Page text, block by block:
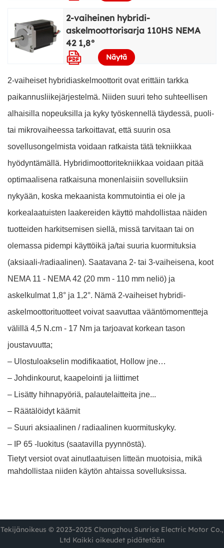
2-vaiheinen hybridi-
askelmoottorisarja 110HS NEMA
42 1,8°
Näytä
2-vaiheiset hybridiaskelmoottorit ovat erittäin tarkka
paikannusliikejärjestelmä. Niiden suuri teho suhteellisen
alhaisilla nopeuksilla ja kyky työskennellä täydessä, puoli-
tai mikrovaiheessa tarkoittavat, että suurin osa
sovellusongelmista voidaan ratkaista tätä tekniikkaa
hyödyntämällä. Hybridimoottoritekniikkaa voidaan pitää
optimaalisena ratkaisuna monenlaisiin sovelluksiin
nykyään, koska mekaanista kommutointia ei ole ja
korkealaatuisten laakereiden käyttö mahdollistaa näiden
tuotteiden harkitsemisen siellä, missä tarvitaan tai on
olemassa pidempi käyttöikä ja/tai suuria kuormituksia
(aksiaali-/radiaalinen). Saatavana 2- tai 3-vaiheisena, koot
NEMA 11 - NEMA 42 (20 mm - 110 mm neliö) ja
askelkulmat 1,8° ja 1,2°. Nämä 2-vaiheiset hybridi-
askelmoottorituotteet voivat saavuttaa vääntömomentteja
välillä 4,5 N.cm - 17 Nm ja tarjoavat korkean tason
joustavuutta;
– Ulostuloakselin modifikaatiot, Hollow jne…
– Johdinkourut, kaapelointi ja liittimet
– Lisätty hihnapyöriä, palautelaitteita jne...
– Räätälöidyt käämit
– Suuri aksiaalinen / radiaalinen kuormituskyky.
– IP 65 -luokitus (saatavilla pyynnöstä).
Tietyt versiot ovat ainutlaatuisen litteän muotoisia, mikä
mahdollistaa niiden käytön ahtaissa sovelluksissa.
Tekijänoikeus © 2023–2025 Changzhou Sunrise Electric Motor Co.,
Ltd Kaikki oikeudet pidätetään